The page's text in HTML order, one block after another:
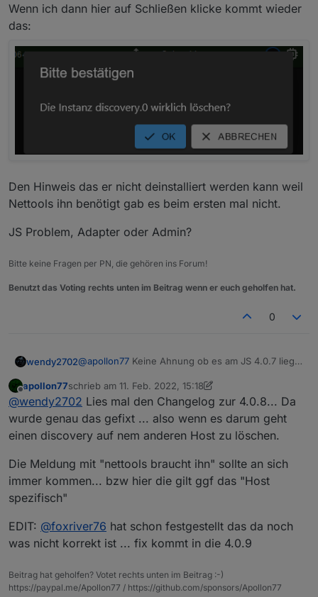
Wenn ich dann hier auf Schließen klicke kommt wieder
das:
Den Hinweis das er nicht deinstalliert werden kann weil
Nettools ihn benötigt gab es beim ersten mal nicht.
JS Problem, Adapter oder Admin?
Bitte keine Fragen per PN, die gehören ins Forum!
Benutzt das Voting rechts unten im Beitrag wenn er euch geholfen hat.
0
wendy2702@apollon77 Keine Ahnung ob es am JS 4.0.7 liegt
und da ist ja dann der Discovery Adapter bei. Den
wollte ich jetzt wieder löschen vom Master aus.
Im Log:
2022-02-11 15:50:07.082  - info:
2022-02-11 15:50:09.570  - info:
2022-02-11 15:50:10.934  - info:
2022-02-11 15:50:11.280  - info:
2022-02-11 15:50:11.319  - info:
2022-02-11 15:50:13.091  - info:
2022-02-11 15:50:13.091  - info:
2022-02-11 15:50:13.241  - info:
In den Objekten:
Offline
apollon77schrieb am 11. Feb. 2022, 15:18
zuletzt editiert von apollon77 2. Nov. 2022, 16:41
@wendy2702 Lies mal den Changelog zur 4.0.8... Da
wurde genau das gefixt ... also wenn es darum geht
einen discovery auf nem anderen Host zu löschen.
Die Meldung mit "nettools braucht ihn" sollte an sich
immer kommen... bzw hier die gilt ggf das "Host
spezifisch"
EDIT: @foxriver76 hat schon festgestellt das da noch
was nicht korrekt ist ... fix kommt in die 4.0.9
Beitrag hat geholfen? Votet rechts unten im Beitrag :-)
https://paypal.me/Apollon77 / https://github.com/sponsors/Apollon77